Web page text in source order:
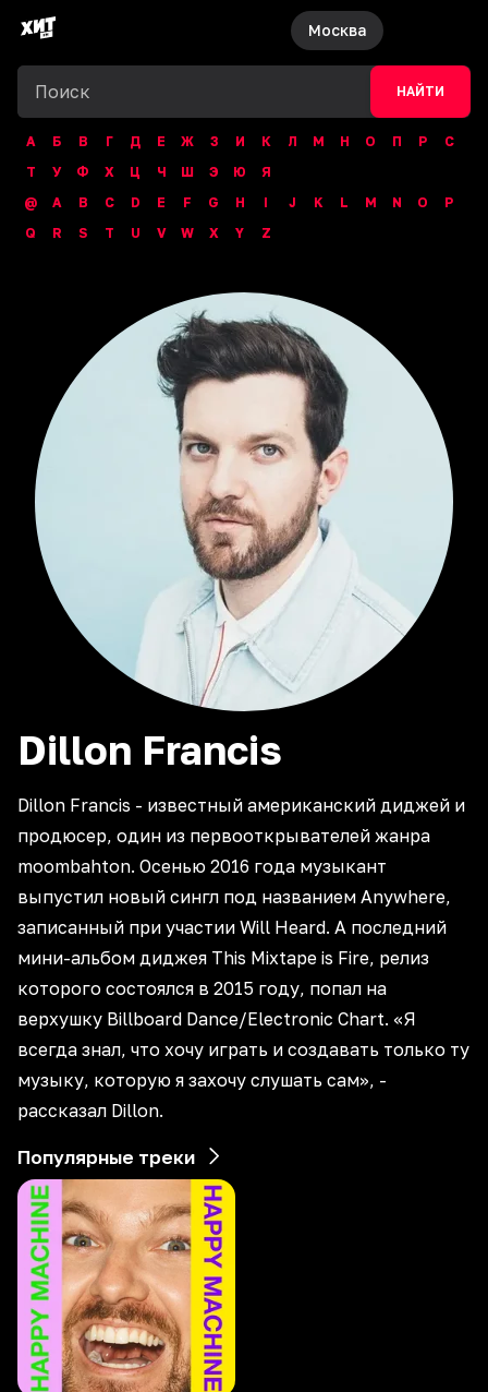
Москва
НАЙТИ
А Б В Г Д Е Ж З И К Л М Н О П Р
С
Т
У Ф Х Ц Ч Ш Э Ю
Я
@
A B C D E F G H I J K L M N O
P
Q
R S T U V W X Y Z
Dillon Francis
Dillon Francis - известный американский диджей и
продюсер, один из первооткрывателей жанра
moombahton. Осенью 2016 года музыкант
выпустил новый сингл под названием Anywhere,
записанный при участии Will Heard. А последний
мини-альбом диджея This Mixtape is Fire, релиз
которого состоялся в 2015 году, попал на
верхушку Billboard Dance/Electronic Сhart. «Я
всегда знал, что хочу играть и создавать только ту
музыку, которую я захочу слушать сам», -
рассказал Dillon.
Популярные треки